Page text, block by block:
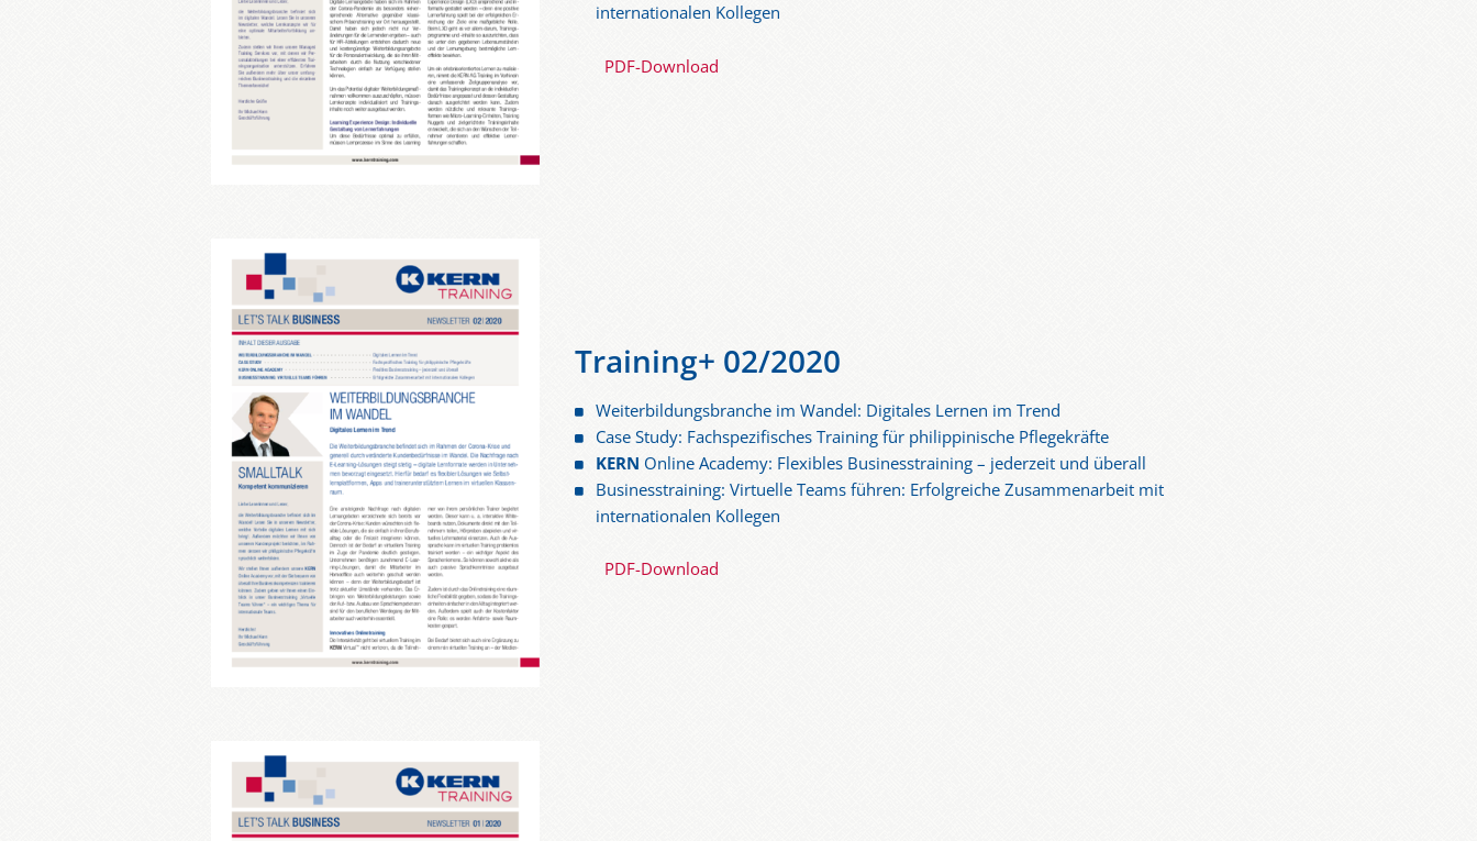
internationalen Kollegen
PDF-Download
Training+ 02/2020
Weiterbildungsbranche im Wandel: Digitales Lernen im Trend
Case Study: Fachspezifisches Training für philippinische Pflegekräfte
KERN Online Academy: Flexibles Businesstraining – jederzeit und überall
Businesstraining: Virtuelle Teams führen: Erfolgreiche Zusammenarbeit mit
internationalen Kollegen
PDF-Download